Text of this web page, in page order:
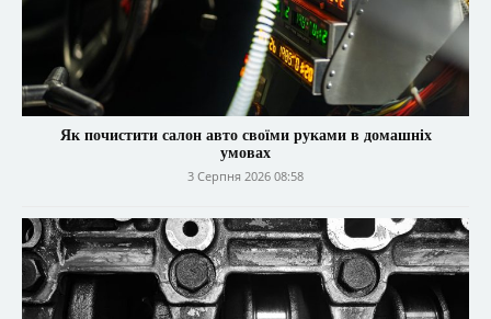
Як почистити салон авто своїми руками в домашніх
умовах
3 Серпня 2026 08:58